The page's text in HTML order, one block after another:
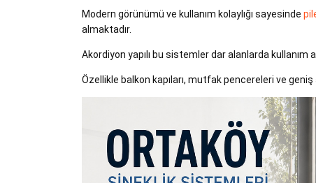
Modern görünümü ve kullanım kolaylığı sayesinde
almaktadır.
Akordiyon yapılı bu sistemler dar alanlarda
Özellikle balkon kapıları, mutfak pencereleri ve geniş